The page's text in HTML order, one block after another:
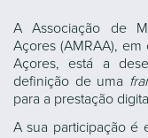
A Associação de
Açores (AMRAA),
Açores, está a
definição de uma
para a prestação
A sua participação é